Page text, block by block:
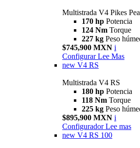
Multistrada V4 Pikes
170 hp Potencia
124 Nm Torque
227 kg Peso
$745,900 MXN i
Configurar Lee Mas
new V4 RS
Multistrada V4 RS
180 hp Potencia
118 Nm Torque
225 kg Peso
$895,900 MXN i
Configurador Lee mas
new V4 RS 100